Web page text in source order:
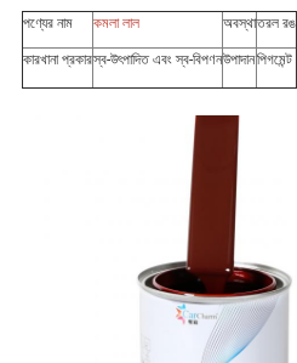
পণ্যের নাম কমলা লাল অবস্থাতরল রঙ
কারখানা প্রকারস্ব-উৎপাদিত এবং স্ব-বিপণনউপাদানপিগমেন্ট